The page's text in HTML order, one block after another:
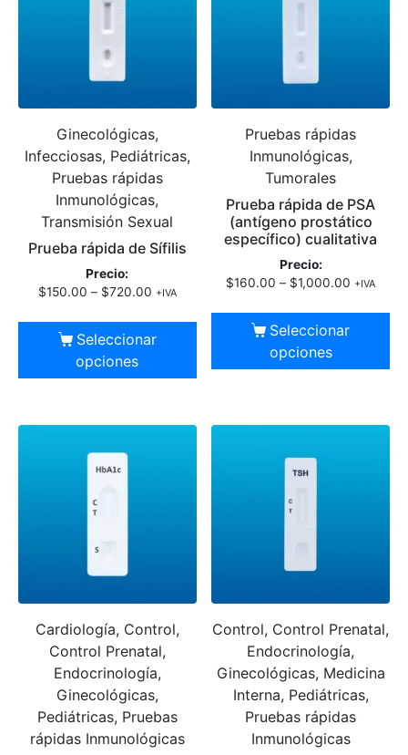
Ginecológicas,
Infecciosas, Pediátricas,
Pruebas rápidas
Inmunológicas,
Transmisión Sexual
Prueba rápida de Sífilis
Precio:
$150.00 – $720.00 +IVA
Seleccionar
opciones
Pruebas rápidas
Inmunológicas,
Tumorales
Prueba rápida de PSA
(antígeno prostático
específico) cualitativa
Precio:
$160.00 – $1,000.00 +IVA
Seleccionar
opciones
Cardiología, Control,
Control Prenatal,
Endocrinología,
Ginecológicas,
Pediátricas, Pruebas
rápidas Inmunológicas
Control, Control Prenatal,
Endocrinología,
Ginecológicas, Medicina
Interna, Pediátricas,
Pruebas rápidas
Inmunológicas